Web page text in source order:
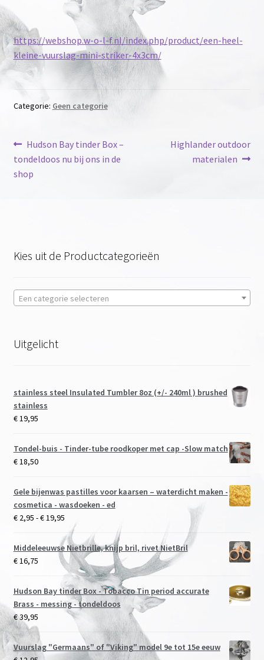
https://webshop.w-o-l-f.nl/index.php/product/een-heel-
kleine-vuurslag-mini-striker-4x3cm/
Categorie: Geen categorie
Bericht
navigatie
Vorig
bericht:
Hudson Bay tinder Box –
tondeldoos nu bij ons in de
shop
Volgend
bericht:
Highlander outdoor
materialen
Kies uit de Productcategorieën
Een categorie selecteren
Uitgelicht
stainless steel Insulated Tumbler 8oz (+/- 240ml ) brushed
stainless
€19,95
Tondel-buis - Tinder-tube roodkoper met cap -Slow match
€18,50
Gele bijenwas pastilles voor kaarsen – waterdicht maken -
cosmetica - wasdoeken - ed
€2,95 -€19,95Prijsklasse:
€ 2,95
tot
€ 19,95
Middeleeuwse Nietbrille, knijp bril, rivet NietBril
€16,75
Hudson Bay tinder Box - Tobacco Tin period accurate
Brass - messing - tondeldoos
€39,95
Vuurslag "Germaans" of "Viking" model 9e tot 15e eeuw